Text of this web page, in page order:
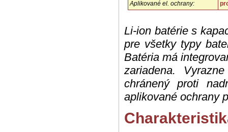
Aplikované el. ochrany:
Li-ion batérie s
pre všetky typy
Batéria má
zariadena. V
chránený proti
aplikované ochrany